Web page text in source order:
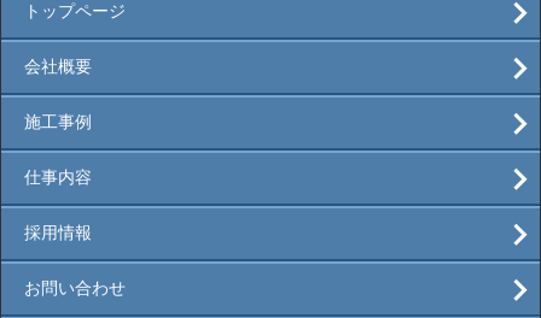
トップページ
会社概要
施工事例
仕事内容
採用情報
お問い合わせ